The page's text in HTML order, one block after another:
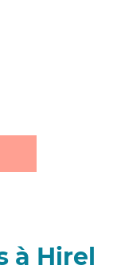
à Hirel